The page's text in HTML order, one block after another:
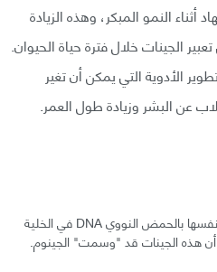
أثناء النمو المبكر، وهذه الزيادة
الجينات خلال فترة حياة الحيوان.
الأدوية التي يمكن أن تغير
عن البشر وزيادة طول العمر.
عندما تربط المركبات فوق الجينومية نفسها بالحمض النووي DNA في الخلية
أن هذه الجينات قد "وسمت" الجينوم.